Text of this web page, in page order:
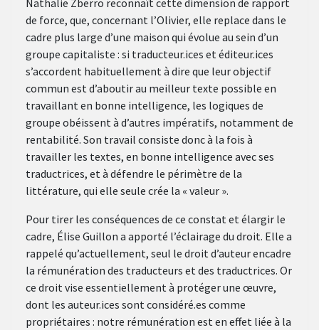
Nathalie Zberro reconnaît cette dimension de rapport
de force, que, concernant l’Olivier, elle replace dans le
cadre plus large d’une maison qui évolue au sein d’un
groupe capitaliste : si traducteur.ices et éditeur.ices
s’accordent habituellement à dire que leur objectif
commun est d’aboutir au meilleur texte possible en
travaillant en bonne intelligence, les logiques de
groupe obéissent à d’autres impératifs, notamment de
rentabilité. Son travail consiste donc à la fois à
travailler les textes, en bonne intelligence avec ses
traductrices, et à défendre le périmètre de la
littérature, qui elle seule crée la « valeur ».
Pour tirer les conséquences de ce constat et élargir le
cadre, Élise Guillon a apporté l’éclairage du droit. Elle a
rappelé qu’actuellement, seul le droit d’auteur encadre
la rémunération des traducteurs et des traductrices. Or
ce droit vise essentiellement à protéger une œuvre,
dont les auteur.ices sont considéré.es comme
propriétaires : notre rémunération est en effet liée à la